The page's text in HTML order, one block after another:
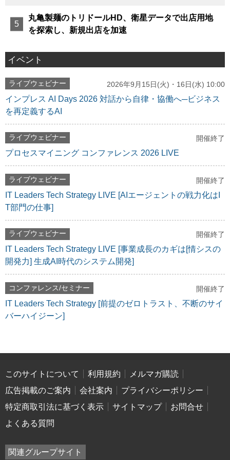
丸亀製麺のトリドールHD、衛星データで出店用地
を探索し、新規出店を加速
イベント
ライブウェビナー 2026年9月15日(火)・16日(水) 10:00
インプレス AI Days 2026 対話から自律・協働へ─ビジネス
を再定義するAI
ライブウェビナー 開催終了
プロセスマイニング コンファレンス 2026 LIVE
ライブウェビナー 開催終了
IT Leaders Tech Strategy LIVE [AIエージェントの戦力化はI
T部門の仕事]
ライブウェビナー 開催終了
IT Leaders Tech Strategy LIVE [事業成長のカギは[情シスの
開発力] 生成AI時代のシステム開発]
コンファレンス/セミナー 開催終了
IT Leaders Tech Strategy [前提のゼロトラスト、不断のサイ
バーハイジーン]
このサイトについて 利用規約
メルマガ購読
広告掲載のご案内
会社案内
プライバシーポリシー
特定商取引法に基づく表示
サイトマップ
お問合せ
よくある質問
関連グループサイト